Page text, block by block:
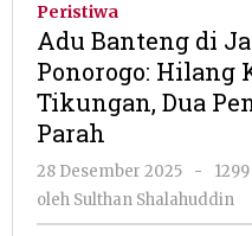
Jalur
Pacitan-
Ponorogo:
Hilang
Konsentrasi
di
Tikungan,
Dua
Pengendara
Peristiwa
Adu Banteng di
Ponorogo: Hilang
Tikungan, Dua
Parah
28 Desember 2025
oleh
Sulthan
-
oleh Sulthan Shalahuddin